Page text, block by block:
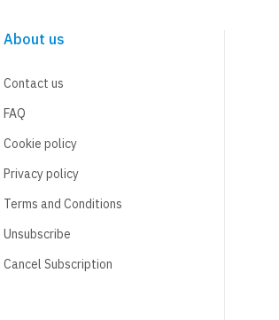
About us
Contact us
FAQ
Cookie policy
Privacy policy
Terms and Conditions
Unsubscribe
Cancel Subscription